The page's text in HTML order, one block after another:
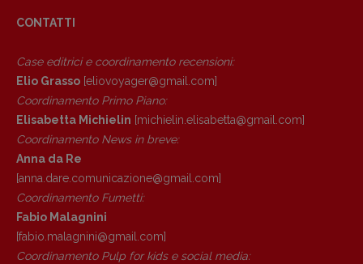
Fabio Malagnini
[fabio.malagnini@gmail.com]
Coordinamento Pulp for kids e social
media:
Valentina Marcoli
[valentina.marcoli@gmail.
ARCHIVIO E AUTORI
CONTATTI
Case editrici e coordinamento recensioni:
Elio Grasso [eliovoyager@gmail.com]
Coordinamento Primo Piano:
Elisabetta Michielin [michielin.elisabetta@gmail.com]
Coordinamento News in breve:
Anna da Re
[anna.dare.comunicazione@gmail. com]
Coordinamento Fumetti:
Fabio Malagnini
[fabio.malagnini@gmail. com]
Coordinamento Pulp for kids e social media: